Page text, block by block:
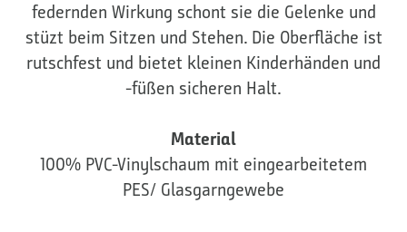
federnden Wirkung schont sie die Gelenke und
stüzt beim Sitzen und Stehen. Die Oberfläche ist
rutschfest und bietet kleinen Kinderhänden und
-füßen sicheren Halt.
Material
100% PVC-Vinylschaum mit eingearbeitetem
PES/ Glasgarngewebe